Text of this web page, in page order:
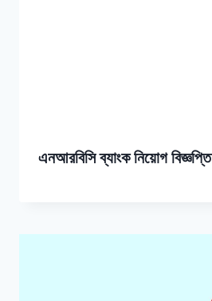
এনআরবিসি ব্যাংক নিয়োগ বিজ্ঞপ্তি